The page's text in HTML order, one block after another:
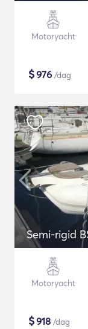
Motoryacht
$976 /dag
Semi-rigid
Motoryacht
$918 /dag